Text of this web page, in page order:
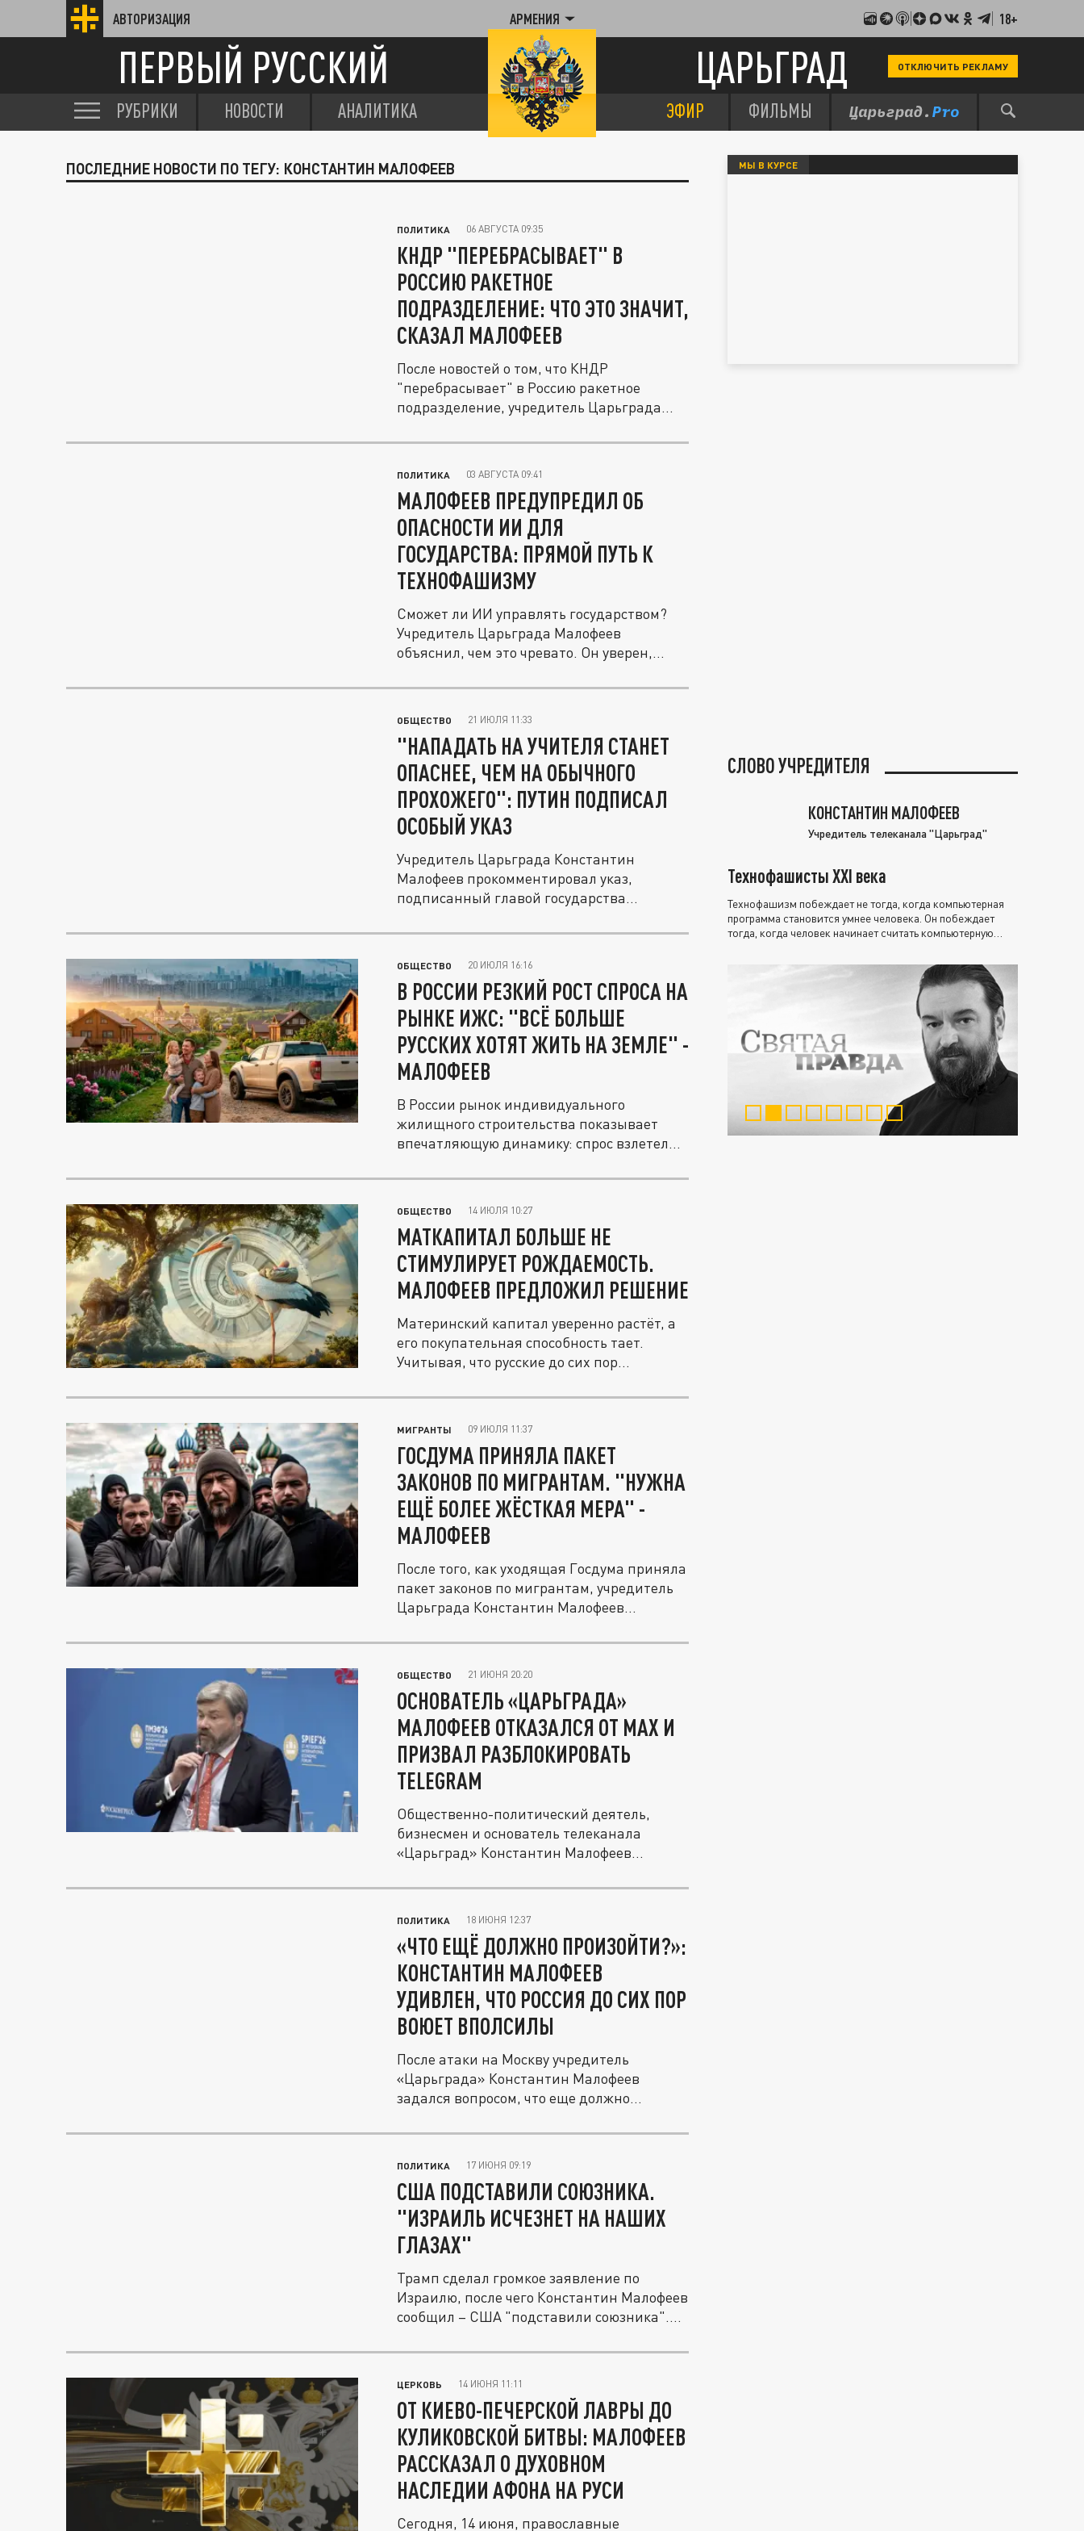
АВТОРИЗАЦИЯ АРМЕНИЯ 18+
ПЕРВЫЙ РУССКИЙ ЦАРЬГРАД ОТКЛЮЧИТЬ РЕКЛАМУ
РУБРИКИ НОВОСТИ АНАЛИТИКА ЭФИР ФИЛЬМЫ
ПОСЛЕДНИЕ НОВОСТИ ПО ТЕГУ: КОНСТАНТИН МАЛОФЕЕВ
ПОЛИТИКА 06 АВГУСТА 09:35
КНДР "ПЕРЕБРАСЫВАЕТ" В
РОССИЮ РАКЕТНОЕ
ПОДРАЗДЕЛЕНИЕ: ЧТО ЭТО ЗНАЧИТ,
СКАЗАЛ МАЛОФЕЕВ
После новостей о том, что КНДР
"перебрасывает" в Россию ракетное
подразделение, учредитель Царьграда...
ПОЛИТИКА 03 АВГУСТА 09:41
МАЛОФЕЕВ ПРЕДУПРЕДИЛ ОБ
ОПАСНОСТИ ИИ ДЛЯ
ГОСУДАРСТВА: ПРЯМОЙ ПУТЬ К
ТЕХНОФАШИЗМУ
Сможет ли ИИ управлять государством?
Учредитель Царьграда Малофеев
объяснил, чем это чревато. Он уверен,
ОБЩЕСТВО 21 ИЮЛЯ 11:33
"НАПАДАТЬ НА УЧИТЕЛЯ СТАНЕТ
ОПАСНЕЕ, ЧЕМ НА ОБЫЧНОГО
ПРОХОЖЕГО": ПУТИН ПОДПИСАЛ
ОСОБЫЙ УКАЗ
Учредитель Царьграда Константин
Малофеев прокомментировал указ,
подписанный главой государства
ОБЩЕСТВО 20 ИЮЛЯ 16:16
В РОССИИ РЕЗКИЙ РОСТ СПРОСА НА
РЫНКЕ ИЖС: "ВСЁ БОЛЬШЕ
РУССКИХ ХОТЯТ ЖИТЬ НА ЗЕМЛЕ" -
МАЛОФЕЕВ
В России рынок индивидуального
жилищного строительства показывает
впечатляющую динамику: спрос взлетел
ОБЩЕСТВО 14 ИЮЛЯ 10:27
МАТКАПИТАЛ БОЛЬШЕ НЕ
СТИМУЛИРУЕТ РОЖДАЕМОСТЬ.
МАЛОФЕЕВ ПРЕДЛОЖИЛ РЕШЕНИЕ
Материнский капитал уверенно растёт, а
его покупательная способность тает.
Учитывая, что русские до сих пор...
МИГРАНТЫ 09 ИЮЛЯ 11:37
ГОСДУМА ПРИНЯЛА ПАКЕТ
ЗАКОНОВ ПО МИГРАНТАМ. "НУЖНА
ЕЩЁ БОЛЕЕ ЖЁСТКАЯ МЕРА" -
МАЛОФЕЕВ
После того, как уходящая Госдума приняла
пакет законов по мигрантам, учредитель
Царьграда Константин Малофеев...
ОБЩЕСТВО 21 ИЮНЯ 20:20
ОСНОВАТЕЛЬ «ЦАРЬГРАДА»
МАЛОФЕЕВ ОТКАЗАЛСЯ ОТ MAX И
ПРИЗВАЛ РАЗБЛОКИРОВАТЬ
TELEGRAM
Общественно-политический деятель,
бизнесмен и основатель телеканала
«Царьград» Константин Малофеев
ПОЛИТИКА 18 ИЮНЯ 12:37
«ЧТО ЕЩЁ ДОЛЖНО ПРОИЗОЙТИ?»:
КОНСТАНТИН МАЛОФЕЕВ
УДИВЛЕН, ЧТО РОССИЯ ДО СИХ ПОР
ВОЮЕТ ВПОЛСИЛЫ
После атаки на Москву учредитель
«Царьграда» Константин Малофеев
задался вопросом, что еще должно
ПОЛИТИКА 17 ИЮНЯ 09:19
США ПОДСТАВИЛИ СОЮЗНИКА.
"ИЗРАИЛЬ ИСЧЕЗНЕТ НА НАШИХ
ГЛАЗАХ"
Трамп сделал громкое заявление по
Израилю, после чего Константин Малофеев
сообщил – США "подставили союзника"....
ЦЕРКОВЬ 14 ИЮНЯ 11:11
ОТ КИЕВО-ПЕЧЕРСКОЙ ЛАВРЫ ДО
КУЛИКОВСКОЙ БИТВЫ: МАЛОФЕЕВ
РАССКАЗАЛ О ДУХОВНОМ
НАСЛЕДИИ АФОНА НА РУСИ
Сегодня, 14 июня, православные
МЫ В КУРСЕ
СЛОВО УЧРЕДИТЕЛЯ
КОНСТАНТИН МАЛОФЕЕВ
Учредитель телеканала "Царьград"
Технофашисты XXI века
Технофашизм побеждает не тогда, когда компьютерная
программа становится умнее человека. Он побеждает
тогда, когда человек начинает считать компьютерную